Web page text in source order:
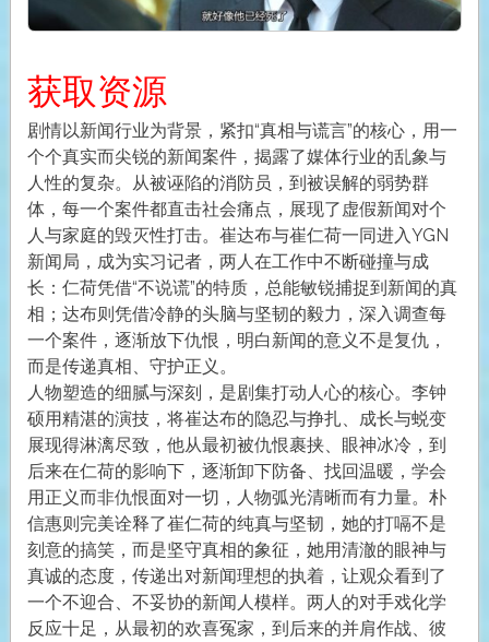
获取资源
剧情以新闻行业为背景，紧扣“真相与谎言”的核心，用一
个个真实而尖锐的新闻案件，揭露了媒体行业的乱象与
人性的复杂。从被诬陷的消防员，到被误解的弱势群
体，每一个案件都直击社会痛点，展现了虚假新闻对个
人与家庭的毁灭性打击。崔达布与崔仁荷一同进入YGN
新闻局，成为实习记者，两人在工作中不断碰撞与成
长：仁荷凭借“不说谎”的特质，总能敏锐捕捉到新闻的真
相；达布则凭借冷静的头脑与坚韧的毅力，深入调查每
一个案件，逐渐放下仇恨，明白新闻的意义不是复仇，
而是传递真相、守护正义。
人物塑造的细腻与深刻，是剧集打动人心的核心。李钟
硕用精湛的演技，将崔达布的隐忍与挣扎、成长与蜕变
展现得淋漓尽致，他从最初被仇恨裹挟、眼神冰冷，到
后来在仁荷的影响下，逐渐卸下防备、找回温暖，学会
用正义而非仇恨面对一切，人物弧光清晰而有力量。朴
信惠则完美诠释了崔仁荷的纯真与坚韧，她的打嗝不是
刻意的搞笑，而是坚守真相的象征，她用清澈的眼神与
真诚的态度，传递出对新闻理想的执着，让观众看到了
一个不迎合、不妥协的新闻人模样。两人的对手戏化学
反应十足，从最初的欢喜冤家，到后来的并肩作战、彼